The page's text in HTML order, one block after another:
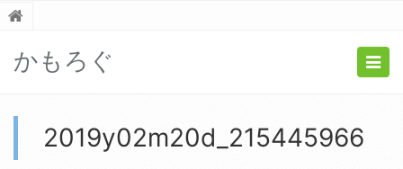
かもろぐ
2019y02m20d_215445966